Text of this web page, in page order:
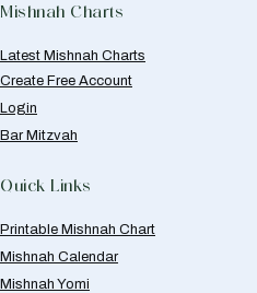
Mishnah Charts
Latest Mishnah Charts
Create Free Account
Login
Bar Mitzvah
Quick Links
Printable Mishnah Chart
Mishnah Calendar
Mishnah Yomi